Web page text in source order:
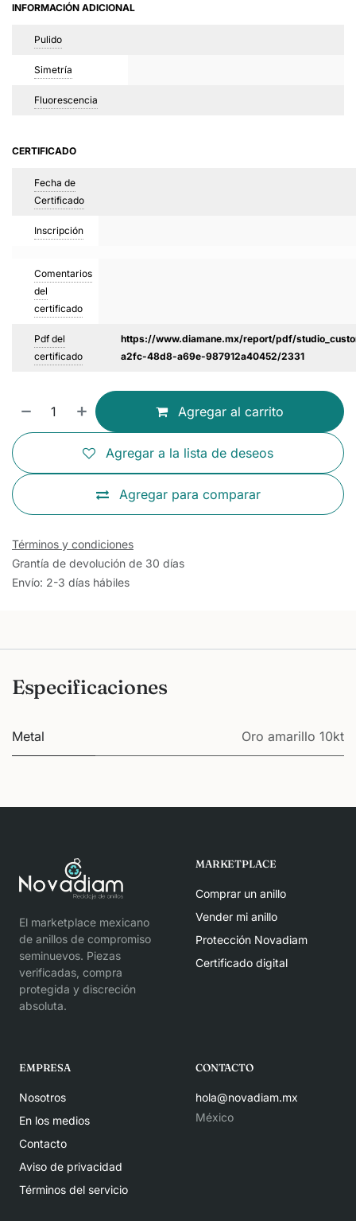
INFORMACIÓN ADICIONAL
Pulido
Simetría
Fluorescencia
CERTIFICADO
Fecha de
Certificado
Inscripción
Comentarios
del
certificado
Pdf del
certificado
https://www.diamane.mx/report/pdf/
a2fc-48d8-a69e-987912a40452/2331
Agregar al carrito
Agregar para comparar
Agregar a la lista de deseos
Términos y condiciones
Grantía de devolución de 30 días
Envío: 2-3 días hábiles
Especificaciones
Metal Oro amarillo 10kt
El marketplace mexicano
de anillos de compromiso
seminuevos. Piezas
verificadas, compra
protegida y discreción
absoluta.
MARKETPLACE
Comprar un anillo
Vender mi anillo
Protección Novadiam
Certificado digital
EMPRESA
Nosotros
En los medios
Contacto
Aviso de privacidad
Términos del servicio
CONTACTO
hola@novadiam.mx
México